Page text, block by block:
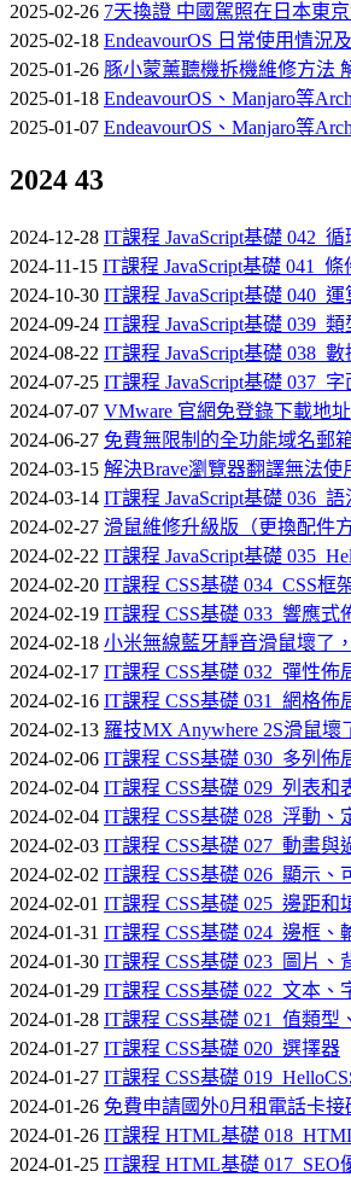
2025-02-26 7天換證 中國駕照在日本東
2025-02-18 EndeavourOS 日常使用情況
2025-01-26 豚小蒙薰聽機拆機維修方法
2025-01-18 EndeavourOS、Manjaro等
2025-01-07 EndeavourOS、Manjaro等
2024 43
2024-12-28 IT課程 JavaScript基礎 042_
2024-11-15 IT課程 JavaScript基礎 041_
2024-10-30 IT課程 JavaScript基礎 040_運
2024-09-24 IT課程 JavaScript基礎 039_
2024-08-22 IT課程 JavaScript基礎 038_
2024-07-25 IT課程 JavaScript基礎 037_
2024-07-07 VMware 官網免登錄下載地址
2024-06-27 免費無限制的全功能域名郵
2024-03-15 解決Brave瀏覽器翻譯無法
2024-03-14 IT課程 JavaScript基礎 036_
2024-02-27 滑鼠維修升級版（更換配件
2024-02-22 IT課程 JavaScript基礎
2024-02-20 IT課程 CSS基礎 034_CSS框
2024-02-19 IT課程 CSS基礎 033_響應式
2024-02-18 小米無線藍牙靜音滑鼠壞了
2024-02-17 IT課程 CSS基礎 032_彈性佈
2024-02-16 IT課程 CSS基礎 031_網格佈
2024-02-13 羅技MX Anywhere 2S滑鼠
2024-02-06 IT課程 CSS基礎 030_多列佈
2024-02-04 IT課程 CSS基礎 029_列表和
2024-02-04 IT課程 CSS基礎 028_浮動、
2024-02-03 IT課程 CSS基礎 027_動畫與
2024-02-02 IT課程 CSS基礎 026_顯示、
2024-02-01 IT課程 CSS基礎 025_邊距和
2024-01-31 IT課程 CSS基礎 024_邊框、
2024-01-30 IT課程 CSS基礎 023_圖片、
2024-01-29 IT課程 CSS基礎 022_文本、
2024-01-28 IT課程 CSS基礎 021_值類
2024-01-27 IT課程 CSS基礎 020_選擇器
2024-01-27 IT課程 CSS基礎
2024-01-26 免費申請國外0月租電話卡
2024-01-26 IT課程 HTML基礎
2024-01-25 IT課程 HTML基礎 017_SEO